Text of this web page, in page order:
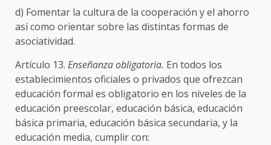
d) Fomentar la cultura de la cooperación y el ahorro
así como orientar sobre las distintas formas de
asociatividad.
Artículo 13. Enseñanza obligatoria. En todos los
establecimientos oficiales o privados que ofrezcan
educación formal es obligatorio en los niveles de la
educación preescolar, educación básica, educación
básica primaria, educación básica secundaria, y la
educación media, cumplir con: